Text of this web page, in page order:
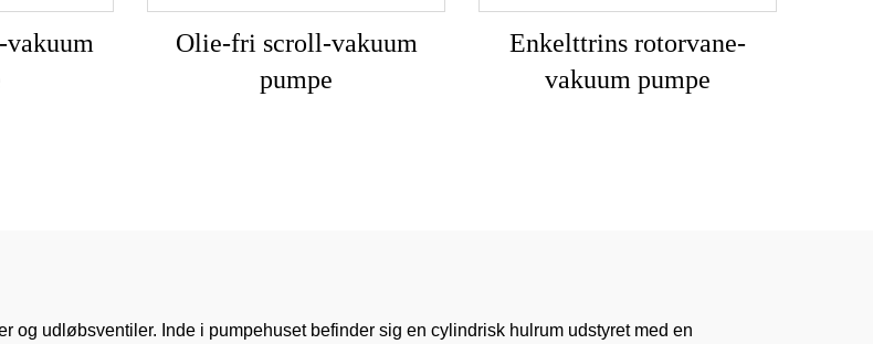
Olie-fri scroll-vakuum
pumpe
Enkelttrins rotorvane-
vakuum pumpe
udløbsventiler. Inde i pumpehuset befinder sig en cylindrisk hulrum udstyret med en